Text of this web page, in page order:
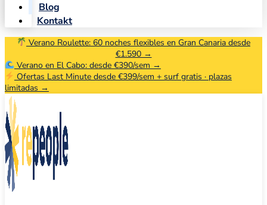
Blog
Kontakt
Verano Roulette: 60 noches flexibles en Gran Canaria desde
€1.590 →
Verano en El Cabo: desde €390/sem →
Ofertas Last Minute desde €399/sem + surf gratis · plazas
limitadas →